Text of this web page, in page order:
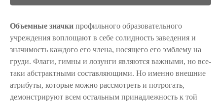
Объемные значки профильного образовательного
учреждения воплощают в себе солидность заведения и
значимость каждого его члена, носящего его эмблему на
груди. Флаги, гимны и лозунги являются важными, но все-
таки абстрактными составляющими. Но именно внешние
атрибуты, которые можно рассмотреть и потрогать,
демонстрируют всем остальным принадлежность к той